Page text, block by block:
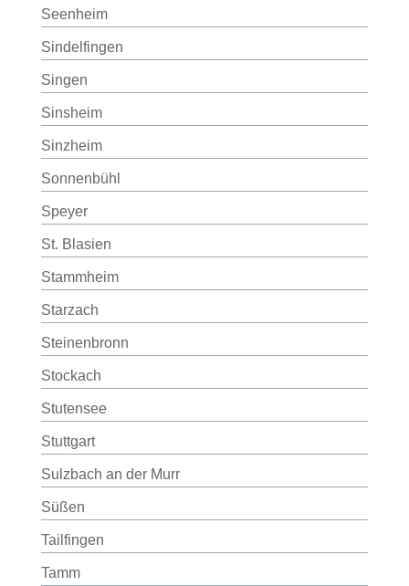
Seenheim
Sindelfingen
Singen
Sinsheim
Sinzheim
Sonnenbühl
Speyer
St. Blasien
Stammheim
Starzach
Steinenbronn
Stockach
Stutensee
Stuttgart
Sulzbach an der Murr
Süßen
Tailfingen
Tamm